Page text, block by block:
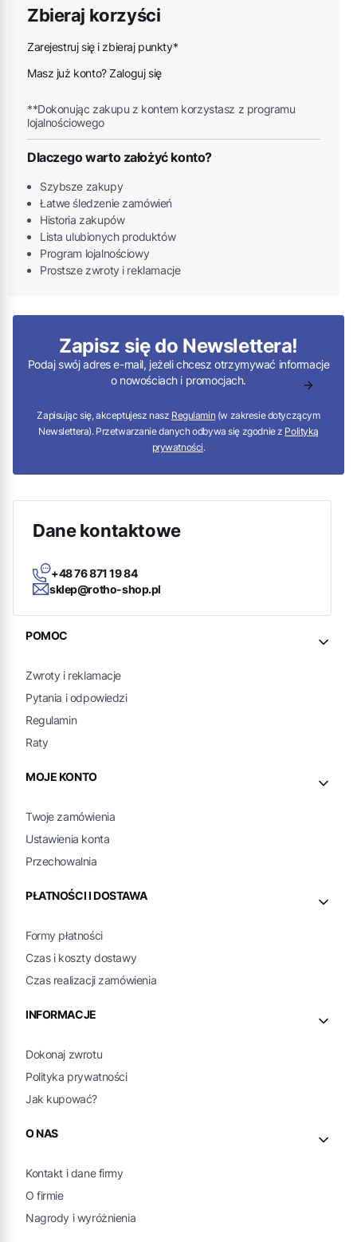
Zbieraj korzyści
Zarejestruj się i zbieraj punkty*
Masz już konto? Zaloguj się
**Dokonując zakupu z kontem korzystasz z programu
lojalnościowego
Dlaczego warto założyć konto?
Szybsze zakupy
Łatwe śledzenie zamówień
Historia zakupów
Lista ulubionych produktów
Program lojalnościowy
Prostsze zwroty i reklamacje
Zapisz się do Newslettera!
Podaj swój adres e-mail, jeżeli chcesz otrzymywać informacje
o nowościach i promocjach.
Zapisując się, akceptujesz nasz Regulamin (w zakresie dotyczącym
Newslettera). Przetwarzanie danych odbywa się zgodnie z Polityką
prywatności.
Dane kontaktowe
+48 76 871 19 84
sklep@rotho-shop.pl
Linki w stopce
POMOC
Zwroty i reklamacje
Pytania i odpowiedzi
Regulamin
Raty
MOJE KONTO
Twoje zamówienia
Ustawienia konta
Przechowalnia
PŁATNOŚCI I DOSTAWA
Formy płatności
Czas i koszty dostawy
Czas realizacji zamówienia
INFORMACJE
Dokonaj zwrotu
Polityka prywatności
Jak kupować?
O NAS
Kontakt i dane firmy
O firmie
Nagrody i wyróżnienia